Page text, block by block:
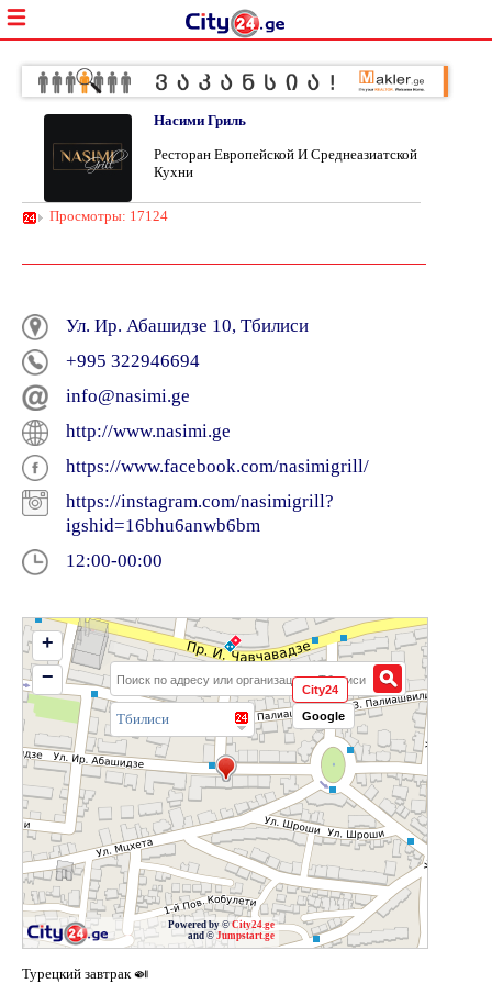
Насими Гриль
Ресторан Европейской И Среднеазиатской
Кухни
Просмотры: 17124
Ул. Ир. Абашидзе 10, Тбилиси
+995 322946694
info@nasimi.ge
http://www.nasimi.ge
https://www.facebook.com/nasimigrill/
https://instagram.com/nasimigrill?
igshid=16bhu6anwb6bm
12:00-00:00
Тбилиси
Powered by ©City24.ge
and ©Jumpstart.ge
+
−
City24
Google
Турецкий завтрак 🍛